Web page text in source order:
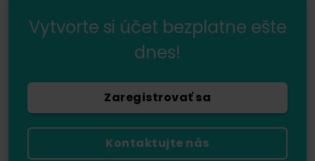
Vytvorte si účet bezplatne ešte
dnes!
Zaregistrovať sa
Kontaktujte nás